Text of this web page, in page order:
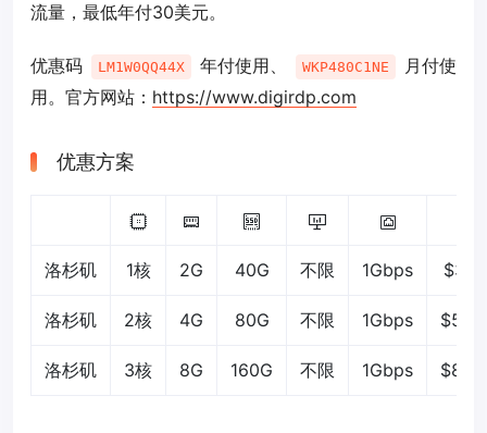
流量，最低年付30美元。
优惠码 LM1W0QQ44X 年付使用、 WKP480C1NE
月付使
用。官方网站： https://www.digirdp.com
优惠方案
洛杉矶 1核 2G 40G 不限 1Gbps $30/
洛杉矶 2核 4G 80G 不限 1Gbps $5/
洛杉矶 3核 8G 160G 不限 1Gbps $8/